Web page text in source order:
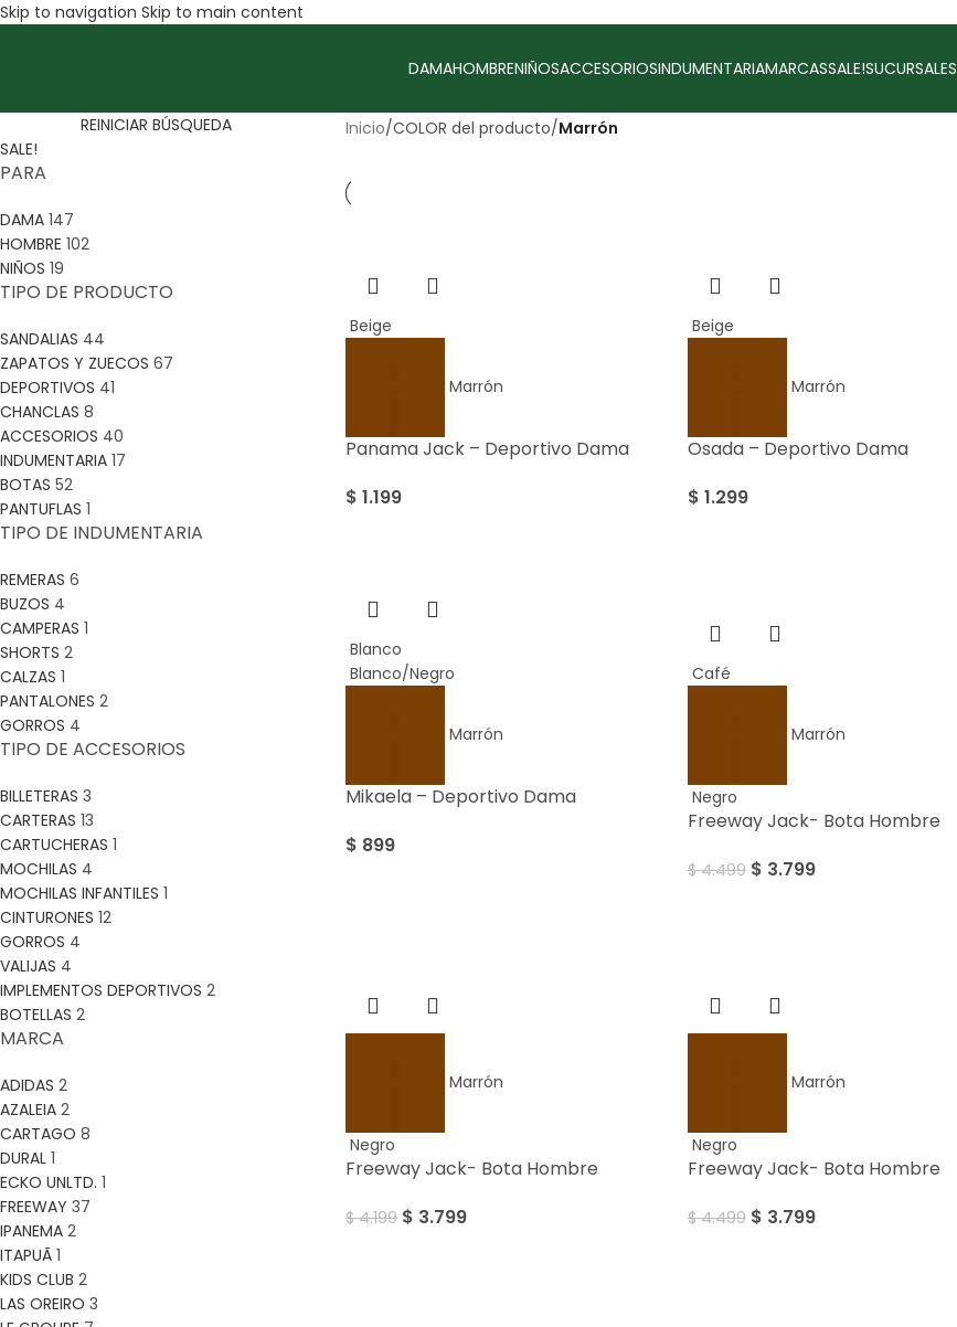
Skip to navigation Skip to main content
DAMAHOMBRENIÑOSACCESORIOSINDUMENTARIAMARCASSALE!SUCURSALES
REINICIAR BÚSQUEDA
SALE!
PARA
DAMA 147
HOMBRE 102
NIÑOS 19
TIPO DE PRODUCTO
SANDALIAS 44
ZAPATOS Y ZUECOS 67
DEPORTIVOS 41
CHANCLAS 8
ACCESORIOS 40
INDUMENTARIA 17
BOTAS 52
PANTUFLAS 1
TIPO DE INDUMENTARIA
REMERAS 6
BUZOS 4
CAMPERAS 1
SHORTS 2
CALZAS 1
PANTALONES 2
GORROS 4
TIPO DE ACCESORIOS
BILLETERAS 3
CARTERAS 13
CARTUCHERAS 1
MOCHILAS 4
MOCHILAS INFANTILES 1
CINTURONES 12
GORROS 4
VALIJAS 4
IMPLEMENTOS DEPORTIVOS 2
BOTELLAS 2
MARCA
ADIDAS 2
AZALEIA 2
CARTAGO 8
DURAL 1
ECKO UNLTD. 1
FREEWAY 37
IPANEMA 2
ITAPUÃ 1
KIDS CLUB 2
LAS OREIRO 3
Inicio/COLOR del producto/Marrón
Beige
Marrón
Panama Jack – Deportivo Dama
$ 1.199
Beige
Marrón
Osada – Deportivo Dama
$ 1.299
Blanco
Blanco/Negro
Marrón
Mikaela – Deportivo Dama
$ 899
Café
Marrón
Negro
Freeway Jack- Bota Hombre
$4.499 $ 3.799
Marrón
Negro
Freeway Jack- Bota Hombre
$4.199 $ 3.799
Marrón
Negro
Freeway Jack- Bota Hombre
$4.499 $ 3.799